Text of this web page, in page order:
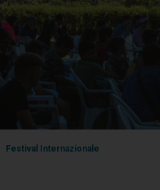
Festival Internazionale